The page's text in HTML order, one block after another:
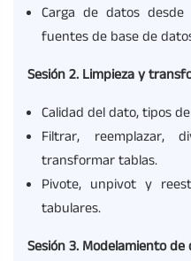
Carga de datos desde
fuentes de base de
Sesión2. Limpieza y
Calidad del dato, tipos
Filtrar, reemplazar,
transformar tablas.
Pivote, unpivot y
tabulares.
Sesión3. Modelamiento de